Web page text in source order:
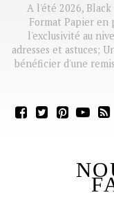
A l'été 2026, Black
Format Papier en
l'exclusivité au
adresses et astuces;
bénéficier d'une